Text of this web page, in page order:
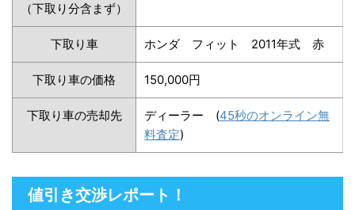
（下取り分含まず）
下取り車 ホンダ フィット 2011年式 赤
下取り車の価格 150,000円
下取り車の売却先 ディーラー (45秒のオンライン無
料査定)
値引き交渉レポート！